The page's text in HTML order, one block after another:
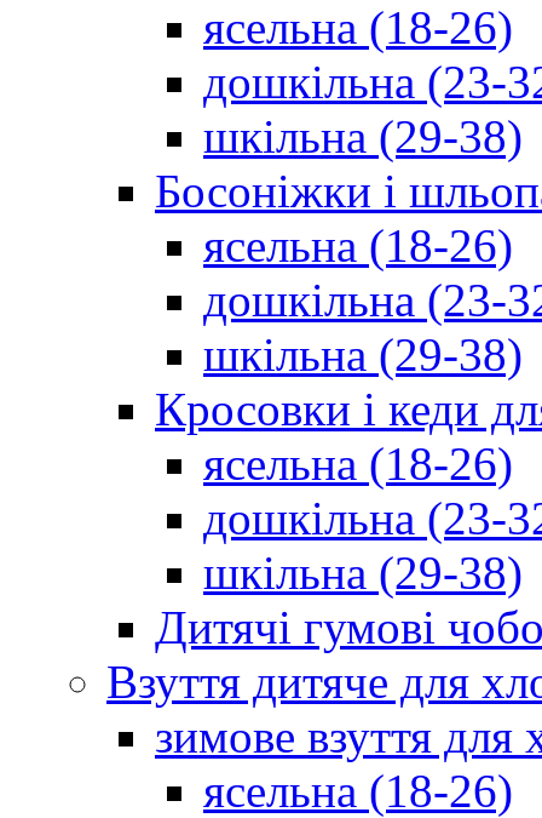
ясельна (18-26)
дошкільна (23-
шкільна (29-38)
Босоніжки і
ясельна (18-26)
дошкільна (23-
шкільна (29-38)
Кросовки і кеди
ясельна (18-26)
дошкільна (23-
шкільна (29-38)
Дитячі гумові
Взуття дитяче для
зимове взуття для
ясельна (18-26)